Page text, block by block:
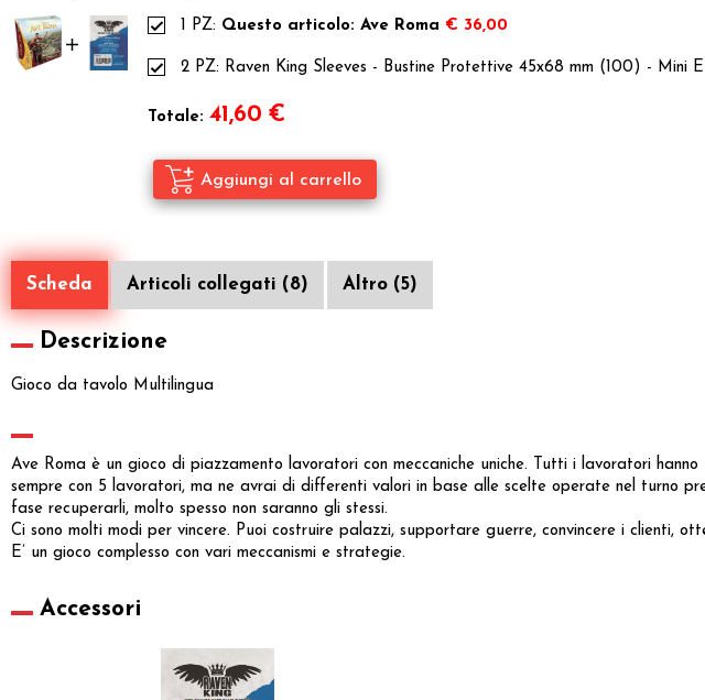
1 PZ: Questo articolo: Ave Roma € 36,00
2 PZ: Raven King Sleeves - Bustine Protettive 45x68 mm (100) - Mini
Totale: 41,60 €
Scheda Articoli collegati (8) Altro (5)
Descrizione
Gioco da tavolo Multilingua
Ave Roma è un gioco di piazzamento lavoratori con meccaniche uniche. Tutti i lavoratori
sempre con 5 lavoratori, ma ne avrai di differenti valori in base alle scelte operate nel turno
fase recuperarli, molto spesso non saranno gli stessi.
Ci sono molti modi per vincere. Puoi costruire palazzi, supportare guerre, convincere i clienti,
E’ un gioco complesso con vari meccanismi e strategie.
Accessori